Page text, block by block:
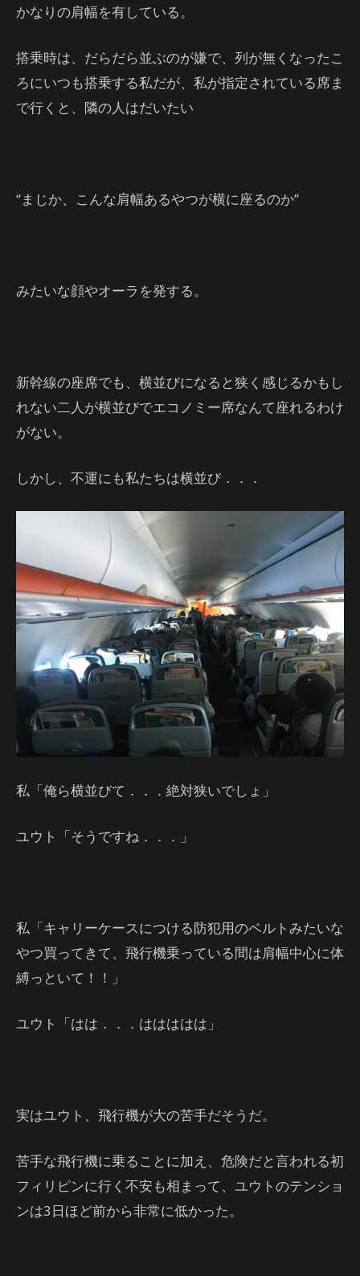
かなりの肩幅を有している。
搭乗時は、だらだら並ぶのが嫌で、列が無くなったこ
ろにいつも搭乗する私だが、私が指定されている席ま
で行くと、隣の人はだいたい
“まじか、こんな肩幅あるやつが横に座るのか”
みたいな顔やオーラを発する。
新幹線の座席でも、横並びになると狭く感じるかもし
れない二人が横並びでエコノミー席なんて座れるわけ
がない。
しかし、不運にも私たちは横並び．．．
私「俺ら横並びて．．．絶対狭いでしょ」
ユウト「そうですね．．．」
私「キャリーケースにつける防犯用のベルトみたいな
やつ買ってきて、飛行機乗っている間は肩幅中心に体
縛っといて！！」
ユウト「はは．．．ははははは」
実はユウト、飛行機が大の苦手だそうだ。
苦手な飛行機に乗ることに加え、危険だと言われる初
フィリピンに行く不安も相まって、ユウトのテンショ
ンは3日ほど前から非常に低かった。